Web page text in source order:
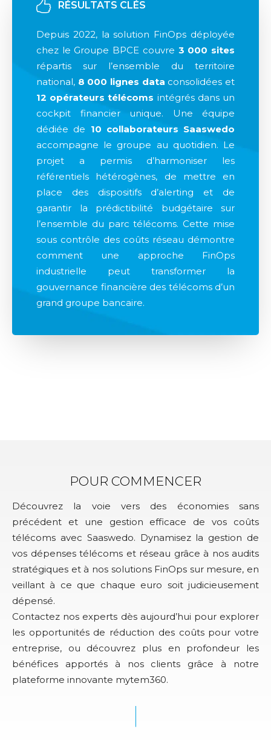
RÉSULTATS CLÉS
Depuis 2022, la solution FinOps déployée
chez le Groupe BPCE couvre 3 000 sites
répartis sur l’ensemble du territoire
national, 8 000 lignes data consolidées et
12 opérateurs télécoms intégrés dans un
cockpit financier unique. Une équipe
dédiée de 10 collaborateurs Saaswedo
accompagne le groupe au quotidien. Le
projet a permis d’harmoniser les
référentiels hétérogènes, de mettre en
place des dispositifs d’alerting et de
garantir la prédictibilité budgétaire sur
l’ensemble du parc télécoms. Cette mise
sous contrôle des coûts réseau démontre
comment une approche FinOps
industrielle peut transformer la
gouvernance financière des télécoms d’un
grand groupe bancaire.
POUR COMMENCER
Découvrez la voie vers des économies sans
précédent et une gestion efficace de vos coûts
télécoms avec Saaswedo. Dynamisez la gestion de
vos dépenses télécoms et réseau grâce à nos audits
stratégiques et à nos solutions FinOps sur mesure, en
veillant à ce que chaque euro soit judicieusement
dépensé.
Contactez nos experts dès aujourd’hui pour explorer
les opportunités de réduction des coûts pour votre
entreprise, ou découvrez plus en profondeur les
bénéfices apportés à nos clients grâce à notre
plateforme innovante mytem360.